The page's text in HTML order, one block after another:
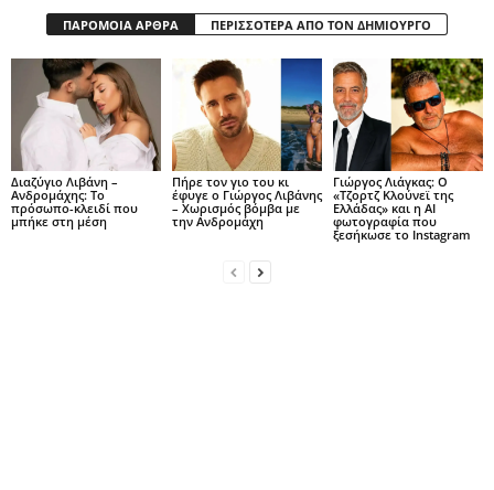
ΠΑΡΟΜΟΙΑ ΑΡΘΡΑ ΠΕΡΙΣΣΟΤΕΡΑ ΑΠΟ ΤΟΝ ΔΗΜΙΟΥΡΓΟ
Διαζύγιο Λιβάνη –
Ανδρομάχης: Το
πρόσωπο-κλειδί που
μπήκε στη μέση
Πήρε τον γιο του κι
έφυγε ο Γιώργος Λιβάνης
– Χωρισμός βόμβα με
την Ανδρομάχη
Γιώργος Λιάγκας: Ο
«Τζορτζ Κλούνεϊ της
Ελλάδας» και η AI
φωτογραφία που
ξεσήκωσε το Instagram